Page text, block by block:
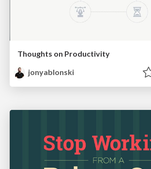
Thoughts on Productivity
jonyablonski